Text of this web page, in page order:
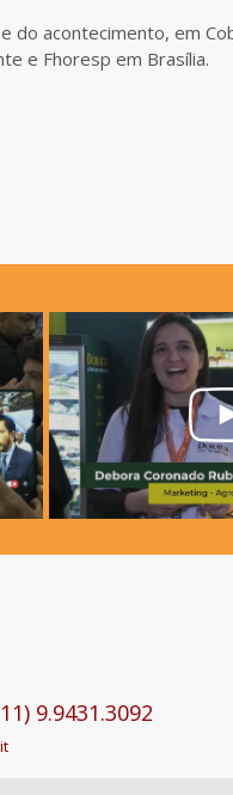
do acontecimento, em
e Fhoresp em Brasília.
9.9431.3092